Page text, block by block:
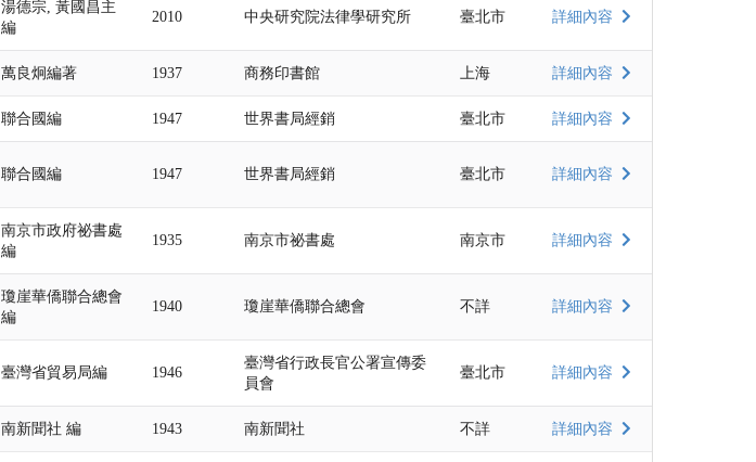
湯德宗, 黃國昌主
編
2010 中央研究院法律學研究所 臺北市 詳細內容
萬良炯編著 1937 商務印書館 上海 詳細內容
聯合國編 1947 世界書局經銷 臺北市 詳細內容
聯合國編 1947 世界書局經銷 臺北市 詳細內容
南京市政府祕書處
編
1935 南京市祕書處 南京市 詳細內容
瓊崖華僑聯合總會
編
1940 瓊崖華僑聯合總會 不詳 詳細內容
臺灣省貿易局編 1946
臺灣省行政長官公署宣傳委
員會
臺北市 詳細內容
南新聞社 編 1943 南新聞社 不詳 詳細內容